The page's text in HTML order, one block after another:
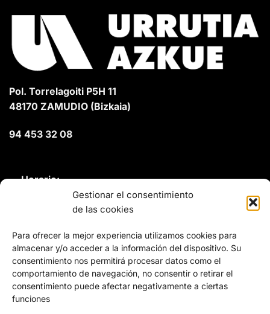
Gestionar el consentimiento
de las cookies
Para ofrecer la mejor experiencia utilizamos cookies para
almacenar y/o acceder a la información del dispositivo. Su
consentimiento nos permitirá procesar datos como el
comportamiento de navegación, no consentir o retirar el
consentimiento puede afectar negativamente a ciertas
funciones
Pol. Torrelagoiti P5H 11
48170 ZAMUDIO (Bizkaia)
94 453 32 08
Horario:
Lunes a Jueves:
Viernes:
08:00 - 14:00